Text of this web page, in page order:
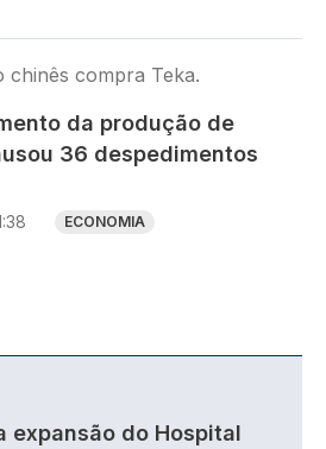
da produção de
36 despedimentos
ECONOMIA
expansão do Hospital